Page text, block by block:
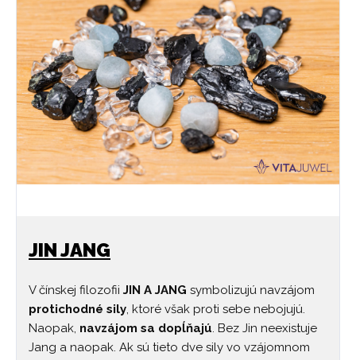
JIN JANG
V čínskej filozofii JIN A JANG symbolizujú navzájom
protichodné sily, ktoré však proti sebe nebojujú.
Naopak, navzájom sa dopĺňajú. Bez Jin neexistuje
Jang a naopak. Ak sú tieto dve sily vo vzájomnom